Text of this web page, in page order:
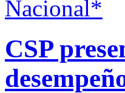
Nacional*
CSP